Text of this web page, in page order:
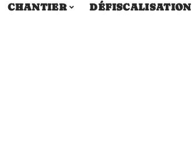
CHANTIER DÉFISCALISATION